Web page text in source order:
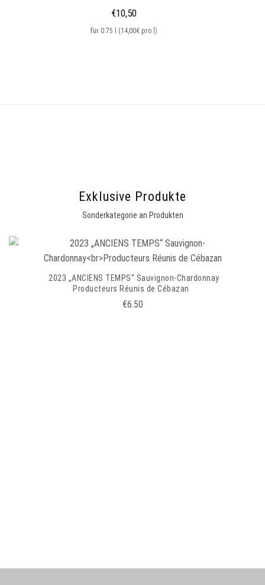
€10,50
für 0.75 l (14,00€ pro l)
Exklusive Produkte
Sonderkategorie an Produkten
2023 „ANCIENS TEMPS“ Sauvignon-Chardonnay
Producteurs Réunis de Cébazan
€6.50